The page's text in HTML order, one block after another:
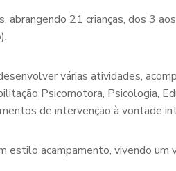
abrangendo 21 crianças, dos 3
várias atividades,
Psicomotora, Psicologia,
de intervenção à vontade
estilo acampamento, vivendo um